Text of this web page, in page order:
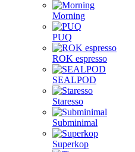
Morning
PUQ
ROK espresso
SEALPOD
Staresso
Subminimal
Superkop